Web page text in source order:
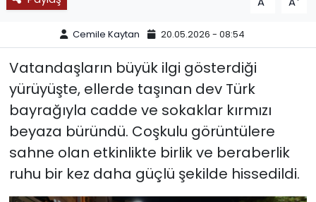
Cemile Kaytan 20.05.2026 - 08:54
Vatandaşların büyük ilgi gösterdiği
yürüyüşte, ellerde taşınan dev Türk
bayrağıyla cadde ve sokaklar kırmızı
beyaza büründü. Coşkulu görüntülere
sahne olan etkinlikte birlik ve beraberlik
ruhu bir kez daha güçlü şekilde hissedildi.